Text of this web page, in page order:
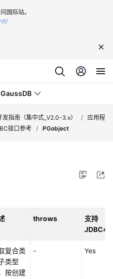
国际站。
发指南（集中式_V2.0-3.x） / 应用程
接口参考 / PGobject
throws
支持
JDBC4
复合类
类型
按创建
- Yes